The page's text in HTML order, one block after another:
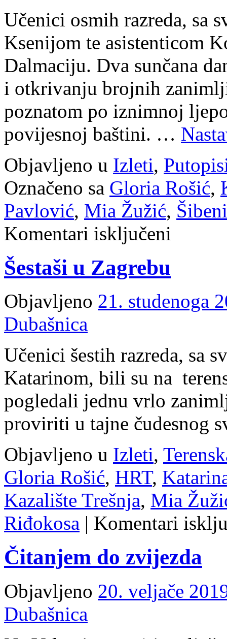
Učenici osmih razreda, sa
Ksenijom te asistenticom
Dalmaciju. Dva sunčana
i otkrivanju brojnih
poznatom po iznimnoj
povijesnoj baštini. …
Objavljeno u Izleti,
Označeno sa Gloria Rošić,
Pavlović, Mia Žužić,
Komentari isključeni
Šestaši u Zagrebu
Objavljeno 21. studenoga
Dubašnica
Učenici šestih razreda, sa
Katarinom, bili su na
pogledali jednu vrlo
proviriti u tajne čudesnog
Objavljeno u Izleti,
Gloria Rošić, HRT,
Kazalište Trešnja, Mia
Riđokosa | Komentari
Čitanjem do zvijezda
Objavljeno 20. veljače
Dubašnica